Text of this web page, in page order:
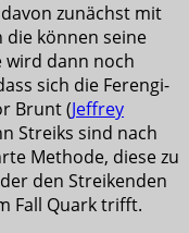
zunächst mit
die können seine
wird dann noch
sich die Ferengi-
Brunt (Jeffrey
Streiks sind nach
Methode, diese zu
den Streikenden
Fall Quark trifft.